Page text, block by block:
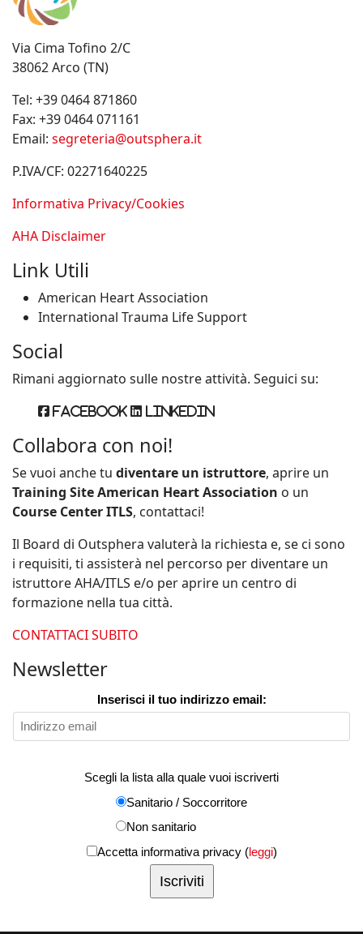
Via Cima Tofino 2/C
38062 Arco (TN)
Tel: +39 0464 871860
Fax: +39 0464 071161
Email: segreteria@outsphera.it
P.IVA/CF: 02271640225
Informativa Privacy/Cookies
AHA Disclaimer
Link Utili
American Heart Association
International Trauma Life Support
Social
Rimani aggiornato sulle nostre attività. Seguici su:
Facebook Linkedin
Collabora con noi!
Se vuoi anche tu diventare un istruttore, aprire un
Training Site American Heart Association o un
Course Center ITLS, contattaci!
Il Board di Outsphera valuterà la richiesta e, se ci sono
i requisiti, ti assisterà nel percorso per diventare un
istruttore AHA/ITLS e/o per aprire un centro di
formazione nella tua città.
CONTATTACI SUBITO
Newsletter
Inserisci il tuo indirizzo email:
Scegli la lista alla quale vuoi iscriverti
Sanitario / Soccorritore
Non sanitario
Accetta informativa privacy (leggi)